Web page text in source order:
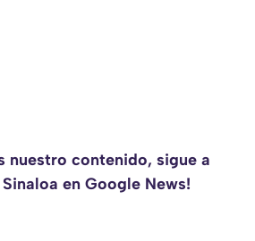
nuestro contenido, sigue a
en Google News!